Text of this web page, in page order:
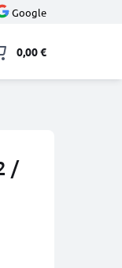
Google
0,00 €
/